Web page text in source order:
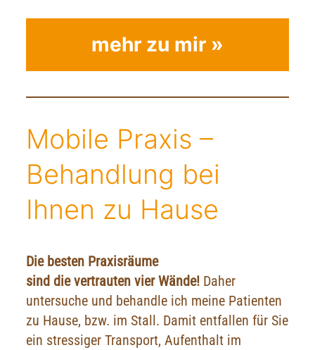
mehr zu mir »
Mobile Praxis –
Behandlung bei
Ihnen zu Hause
Die besten Praxisräume
sind die vertrauten vier Wände!Daher
untersuche und behandle ich meine Patienten
zu Hause, bzw. im Stall. Damit entfallen für Sie
ein stressiger Transport, Aufenthalt im